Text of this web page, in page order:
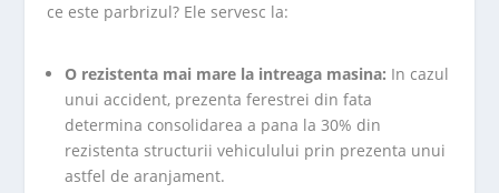
ce este parbrizul? Ele servesc la:
O rezistenta mai mare la intreaga masina: In cazul
unui accident, prezenta ferestrei din fata
determina consolidarea a pana la 30% din
rezistenta structurii vehiculului prin prezenta unui
astfel de aranjament.